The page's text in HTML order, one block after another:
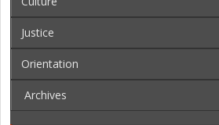
Justice
Orientation
Archives